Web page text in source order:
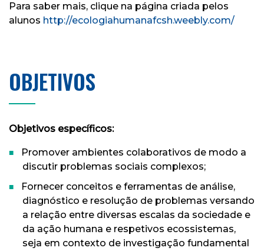
Para saber mais, clique na página criada pelos
alunos http://ecologiahumanafcsh.weebly.com/
OBJETIVOS
Objetivos específicos:
Promover ambientes colaborativos de modo a
discutir problemas sociais complexos;
Fornecer conceitos e ferramentas de análise,
diagnóstico e resolução de problemas versando
a relação entre diversas escalas da sociedade e
da ação humana e respetivos ecossistemas,
seja em contexto de investigação fundamental